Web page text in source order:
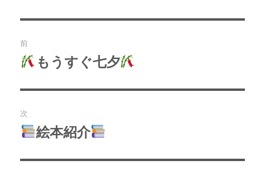
稿
ビ
ゲ
ー
前
過
の
投
稿:
もうすぐ七夕
次
次
投
絵本紹介